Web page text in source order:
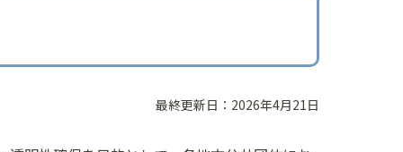
最終更新日：2026年4月21日